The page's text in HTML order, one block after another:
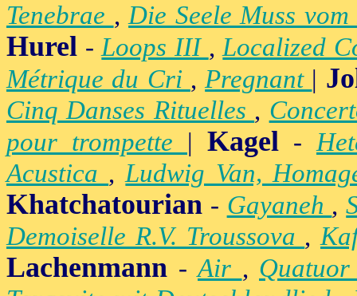
Tenebrae ,Die Seele Muss
Hurel -Loops III ,Localized
Métrique du Cri ,Pregnant |
Cinq Danses Rituelles ,
pour trompette | Kagel -
Acustica ,Ludwig Van,
Khatchatourian - Gayaneh ,
Demoiselle R.V. Troussova ,
Lachenmann -Air ,